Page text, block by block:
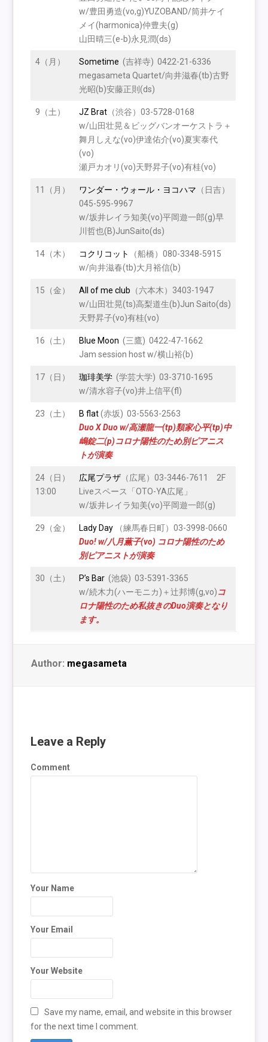
w/豊田勇造(vo,g)YUZOBAND/筒井ケイ
メイ(harmonica)仲豊夫(g)
山田晴三(e-b)永見潤(ds)
4（月） Sometime (吉祥寺) 0422-21-6336
megasameta Quartet/向井滋春(tb)古野
光昭(b)安藤正則(ds)
9（土） JZ Brat （渋谷）03-5728-0168
w/山田壮晃＆ビッグバンオーケストラ＋
舞月しえな(vo)伊達佑介(vo)夏実泰代
(vo)
瀬戸カオリ(vo)天野昇子(vo)有桂(vo)
11（月） ワンダー・ウォール・ヨコハマ （日吉）
045-595-9967
w/坂井レイラ知美(vo)平岡遊一郎(g)早
川哲也(B)JunSaito(ds)
14（木） コクリコット
（船橋）080-3348-5915
w/向井滋春(tb)大月裕信(b)
15（金） All of me club （六本木）3403-1947
w/山田壮晃(ts)高梨道生(b)Jun Saito(ds)
天野昇子(vo)有桂(vo)
16（土） Blue Moon (三鷹) 0422-47-1662
Jam session host w/横山裕(b)
17（日） 珈琲美学 (学芸大学) 03-3710-1695
w/清水容子(vo)井上信平(fl)
23（土） B flat(赤坂) 03-5563-2563
Duo X Duo w/高瀬龍一(tp)類家心平(tp)中
嶋錠二(p)コロナ陽性のため別ピアニス
トが演奏
24（日）
13:00
広尾プラザ （広尾）03-3446-7611 2F
Liveスペース「OTO-YA広尾」
w/坂井レイラ知美(vo)平岡遊一郎(g)
29（金） Lady Day （練馬春日町）03-3998-0660
Duo! w/八月薫子(vo) コロナ陽性のため
別ピアニストが演奏
30（土） P’s Bar (池袋) 03-5391-3365
w/続木力(ハーモニカ)＋辻邦博(g,vo)コ
ロナ陽性のため私抜きのDuo演奏となり
ます。
Author: megasameta
Leave a Reply
Comment
Your Name
Your Email
Your Website
Save my name, email, and website in this browser
for the next time I comment.